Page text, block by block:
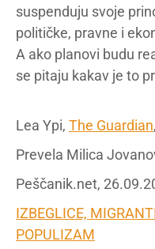
suspenduju svoje
političke, pravne i
A ako planovi budu
se pitaju kakav je to
Lea Ypi, The Guardian
Prevela Milica
Peščanik.net,
IZBEGLICE,
POPULIZAM